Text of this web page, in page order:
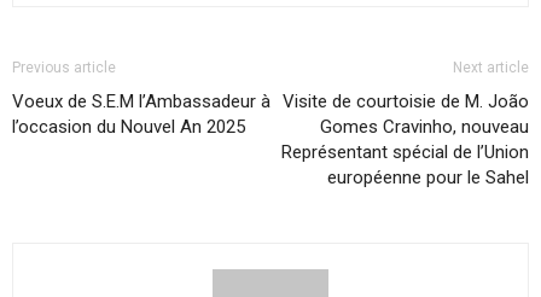
Previous article
Voeux de S.E.M l’Ambassadeur à
l’occasion du Nouvel An 2025
Next article
Visite de courtoisie de M. João
Gomes Cravinho, nouveau
Représentant spécial de l’Union
européenne pour le Sahel